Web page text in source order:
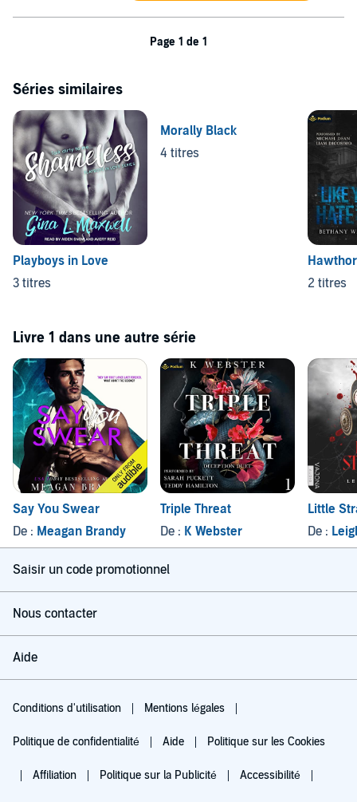
Page 1 de 1
Séries similaires
Playboys in Love
3 titres
Morally Black
4 titres
2 titres
Livre 1 dans une autre série
Say You Swear
De : Meagan Brandy
Triple Threat
De : K Webster
Little
De :
Saisir un code promotionnel
Nous contacter
Aide
Conditions d'utilisation Mentions légales
Politique de confidentialité Aide Politique sur les Cookies
Affiliation Politique sur la Publicité Accessibilité